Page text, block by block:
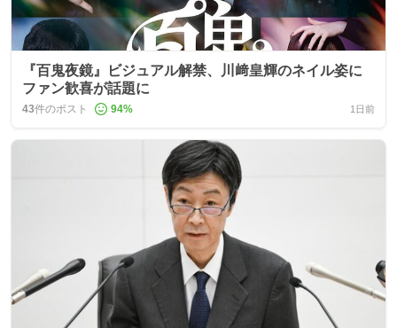
『百鬼夜鏡』ビジュアル解禁、川﨑皇輝のネイル姿に
ファン歓喜が話題に
43件のポスト 94% 1日前